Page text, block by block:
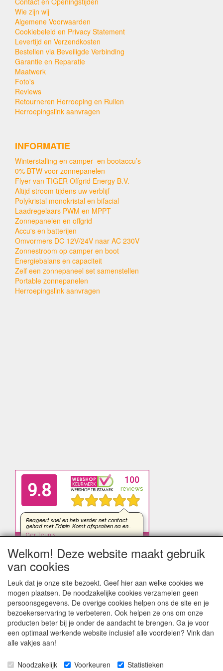
Wie zijn wij
Algemene Voorwaarden
Cookiebeleid en Privacy Statement
Levertijd en Verzendkosten
Bestellen via Beveiligde Verbinding
Garantie en Reparatie
Maatwerk
Foto's
Reviews
Retourneren Herroeping en Ruilen
Herroepingslink aanvragen
INFORMATIE
Winterstalling en camper- en bootaccu’s
0% BTW voor zonnepanelen
Flyer van TIGER Offgrid Energy B.V.
Altijd stroom tijdens uw verblijf
Polykristal monokristal en bifacial
Laadregelaars PWM en MPPT
Zonnepanelen en offgrid
Accu's en batterijen
Omvormers DC 12V/24V naar AC 230V
Zonnestroom op camper en boot
Energiebalans en capaciteit
Zelf een zonnepaneel set samenstellen
Portable zonnepanelen
Herroepingslink aanvragen
Welkom! Deze website maakt gebruik
van cookies
Leuk dat je onze site bezoekt. Geef hier aan welke cookies we
mogen plaatsen. De noodzakelijke cookies verzamelen geen
persoonsgegevens. De overige cookies helpen ons de site en je
bezoekerservaring te verbeteren. Ook helpen ze ons om onze
producten beter bij je onder de aandacht te brengen. Ga je voor
een optimaal werkende website inclusief alle voordelen? Vink dan
alle vakjes aan!
Noodzakelijk Voorkeuren Statistieken